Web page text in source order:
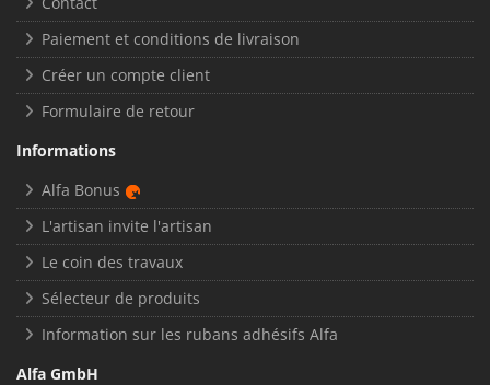
Paiement et conditions de livraison
Créer un compte client
Formulaire de retour
Informations
Alfa Bonus
L'artisan invite l'artisan
Le coin des travaux
Sélecteur de produits
Information sur les rubans adhésifs Alfa
Alfa GmbH